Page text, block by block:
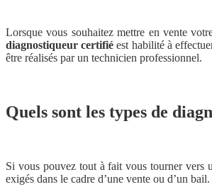
Lorsque vous souhaitez mettre en vente
diagnostiqueur certifié est habilité à
être réalisés par un technicien professionnel.
Quels sont les types de
Si vous pouvez tout à fait vous tourner
exigés dans le cadre d’une vente ou d’un bail.